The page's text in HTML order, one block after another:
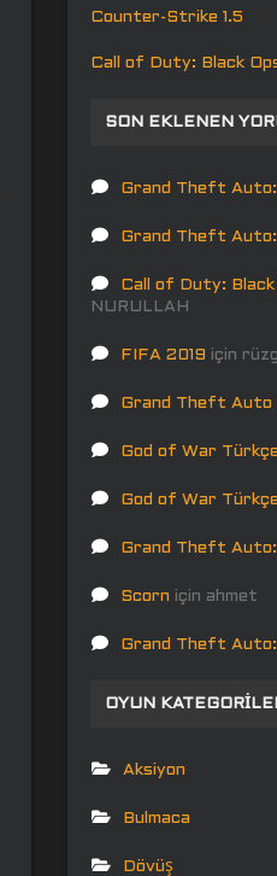
Counter-Strike 1.5
Call of Duty: Black Ops
SON EKLENEN
Grand Theft
Grand Theft
Call of Duty: Black
NURULLAH
FIFA 2019 için
Grand Theft Auto
God of War Türkçe
God of War Türkçe
Grand Theft
Scorn için ahmet
Grand Theft
OYUN
Aksiyon
Bulmaca
Dövüş